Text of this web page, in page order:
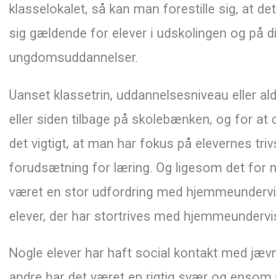
klasselokalet, så kan man forestille sig, at
sig gældende for elever i udskolingen og på
ungdomsuddannelser.
Uanset klassetrin, uddannelsesniveau eller
eller siden tilbage på skolebænken, og for at
det vigtigt, at man har fokus på elevernes
forudsætning for læring. Og ligesom det for
været en stor udfordring med
elever, der har stortrives med
Nogle elever har haft social kontakt med